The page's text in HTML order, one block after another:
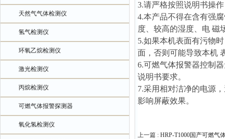
天然气气体检测仪
氢气检测仪
环氧乙烷检测仪
激光检测仪
丙烷检测仪
可燃气体报警探测器
氧化氢检测仪
3.请严格按照说明书操
4.本产品不得在含有强
度、较高的湿度、电 磁
5.如果本机表面有污物
面，否则可能导致本机
6.可燃气体报警器控制
说明书要求。
7.采用相对洁净的电源
影响屏蔽效果。
上一篇 : HRP-T1000国产可燃气